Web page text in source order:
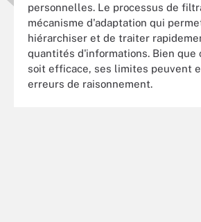
personnelles. Le processus de
mécanisme d'adaptation qui
hiérarchiser et de traiter
quantités d'informations. Bien que
soit efficace, ses limites peuvent
erreurs de raisonnement.